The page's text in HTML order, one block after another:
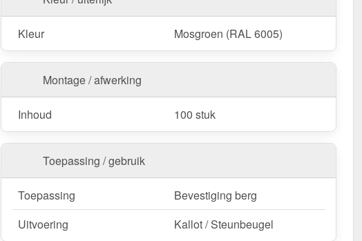
Kleur Mosgroen (RAL 6005)
Montage / afwerking
Inhoud 100 stuk
Toepassing / gebruik
Toepassing
Bevestiging berg
Uitvoering
Kallot / Steunbeugel